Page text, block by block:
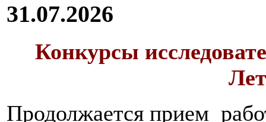
31.07.2026
Конкурсы
Продолжается прием